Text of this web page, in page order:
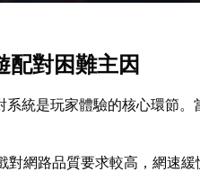
配對困難主因
系統是玩家體驗的核心環節
對網路品質要求較高，網速